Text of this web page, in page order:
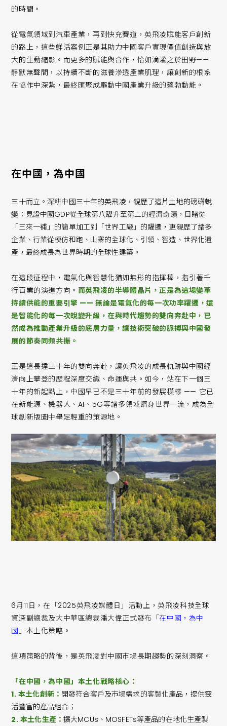
的時間。
從電氣領域到汽車產業，再到快充賽道，英飛凌賦能客戶創新
的路上，這些鮮活案例正是其助力中國客戶實現價值創造與放
大的生動縮影。而更多的賦能與合作，恰如滴灌之於田野——
靜默無聲間，以持續不斷的滋養滲透產業肌理，讓創新的根系
在協作中深紮，最終匯聚成驅動中國產業升級的蓬勃動能。
在中國，為中國
三十而立。深耕中國三十年的英飛凌，親歷了這片土地的磅礴蛻
變：見證中國GDP從全球第八躍升至第二的經濟奇蹟，目睹從
「三來一補」的簡單加工到「世界工廠」的躍遷，更親歷了諸多
企業、行業從模仿和跑、山寨的全球化、引領、智造、世界化遺
產，最終成長為世界時期的全球性建築。
在這段征程中，電氣化與智慧化猶如無形的指揮棒，指引著千
行百業的演進方向。 而英飛凌的半導體晶片，正是為這場變革
持續供能的重要引擎 —— 無論是電氣化的每一次功率躍遷，還
是智能化的每一次蛻變升級，在與時代趨勢的雙向奔赴中，已
然成為推動產業升級的底層力量，讓技術突破的脈搏與中國發
展的節奏同頻共振。
正是這長達三十年的雙向奔赴，讓英飛凌的成長軌跡與中國經
濟向上攀登的歷程深度交織、命運與共。如今，站在下一個三
十年的新起點上，中國早已不是三十年前的發展模樣 —— 它已
在新能源、機器人、AI、5G等諸多領域躋身世界一流，成為全
球創新版圖中舉足輕重的策源地。
6月11日，在「2025英飛凌媒體日」活動上，英飛凌科技全球
資深副總裁及大中華區總裁潘大偉正式發布「在中國，為中
國 」本土化策略。
這項策略的背後，是英飛凌對中國市場長期趨勢的深刻洞察。
「在中國，為中國」本土化戰略核心：
1.本土化創新： 開發符合客戶及市場需求的客製化產品，提供靈
活豐富的產品組合；
2.本土化生產：擴大MCUs、MOSFETs等產品的在地化生產製